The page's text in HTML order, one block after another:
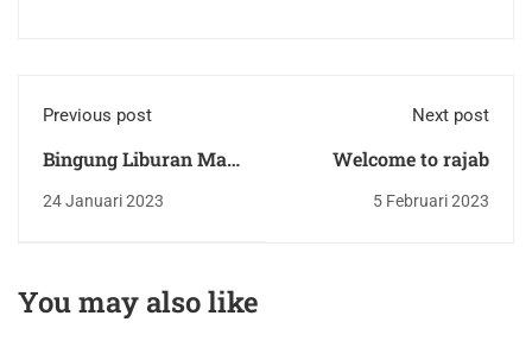
Previous post
Bingung Liburan Mau
Kemana? Coba Cek
24 Januari 2023
Next post
Welcome to rajab
5 Februari 2023
You may also like